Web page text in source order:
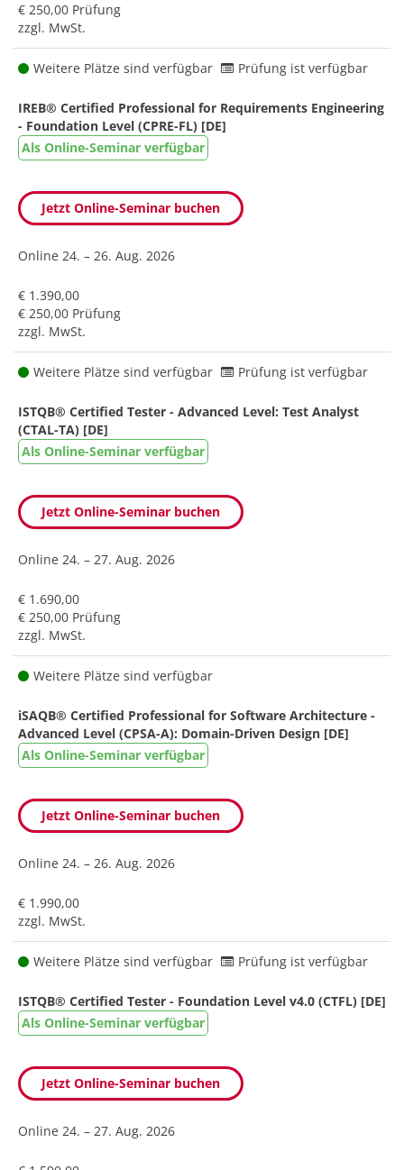
€ 250,00 Prüfung
zzgl. MwSt.
Weitere Plätze sind verfügbar Prüfung ist verfügbar
IREB® Certified Professional for Requirements Engineering
- Foundation Level (CPRE-FL) [DE]
Als Online-Seminar verfügbar
Jetzt Online-Seminar buchen
Online 24. – 26. Aug. 2026
€ 1.390,00
€ 250,00 Prüfung
zzgl. MwSt.
Weitere Plätze sind verfügbar Prüfung ist verfügbar
ISTQB® Certified Tester - Advanced Level: Test Analyst
(CTAL-TA) [DE]
Als Online-Seminar verfügbar
Jetzt Online-Seminar buchen
Online 24. – 27. Aug. 2026
€ 1.690,00
€ 250,00 Prüfung
zzgl. MwSt.
Weitere Plätze sind verfügbar
iSAQB® Certified Professional for Software Architecture -
Advanced Level (CPSA-A): Domain-Driven Design [DE]
Als Online-Seminar verfügbar
Jetzt Online-Seminar buchen
Online 24. – 26. Aug. 2026
€ 1.990,00
zzgl. MwSt.
Weitere Plätze sind verfügbar Prüfung ist verfügbar
ISTQB® Certified Tester - Foundation Level v4.0 (CTFL) [DE]
Als Online-Seminar verfügbar
Jetzt Online-Seminar buchen
Online 24. – 27. Aug. 2026